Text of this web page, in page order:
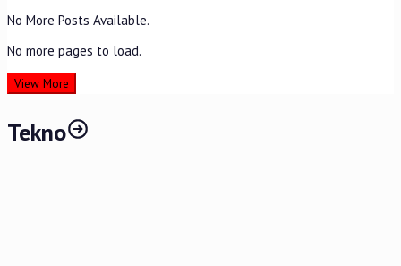
No More Posts Available.
No more pages to load.
View More
Tekno